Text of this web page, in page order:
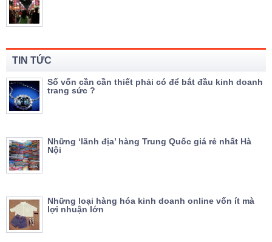
TIN TỨC
Số vốn cần cần thiết phải có để bắt đầu kinh doanh
trang sức ?
Những ‘lãnh địa’ hàng Trung Quốc giá rẻ nhất Hà
Nội
Những loại hàng hóa kinh doanh online vốn ít mà
lợi nhuận lớn